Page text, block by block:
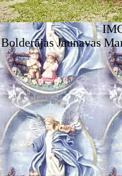
Bolderājas Jaunavas